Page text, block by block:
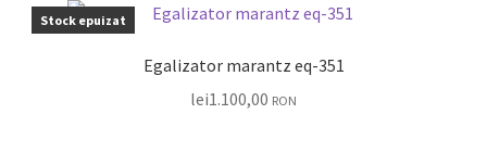
Stock epuizat
Egalizator marantz eq-351
lei1.100,00 RON